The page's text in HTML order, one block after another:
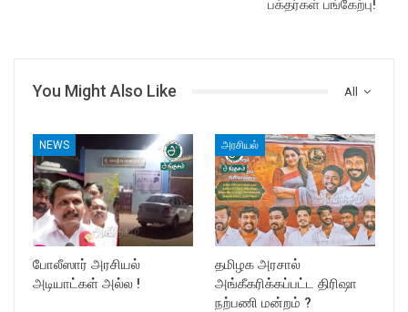
பக்தர்கள் பங்கேற்பு!
All
You Might Also Like
NEWS
போலீஸார் அரசியல்
அடியாட்கள் அல்ல !
அரசியல்
தமிழக அரசால்
அங்கீகரிக்கப்பட்ட திரிஷா
நற்பணி மன்றம் ?